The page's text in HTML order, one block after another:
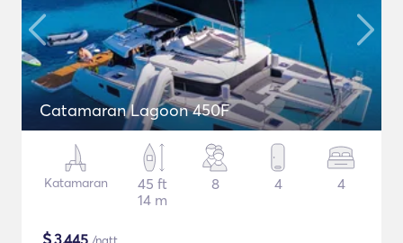
Catamaran Lagoon 450F
Katamaran
45 ft
14 m
8 4 4
3,445